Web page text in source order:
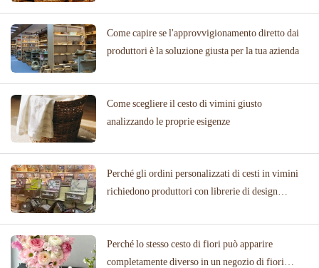
Come capire se l'approvvigionamento diretto dai
produttori è la soluzione giusta per la tua azienda
Come scegliere il cesto di vimini giusto
analizzando le proprie esigenze
Perché gli ordini personalizzati di cesti in vimini
richiedono produttori con librerie di design
Perché lo stesso cesto di fiori può apparire
completamente diverso in un negozio di fiori